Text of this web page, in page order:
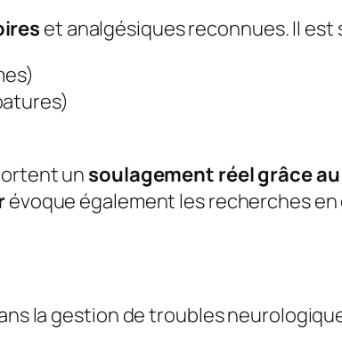
et analgésiques reconnues. Il
un soulagement réel grâce au
évoque également les recherches en
la gestion de troubles